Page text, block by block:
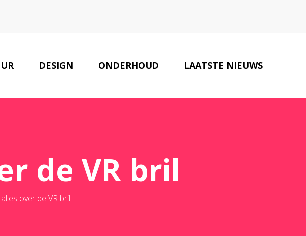
DESIGN ONDERHOUD LAATSTE NIEUWS
de VR bril
over de VR bril